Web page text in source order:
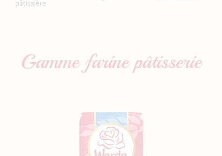
pâtissière
Gamme farine pâtisserie